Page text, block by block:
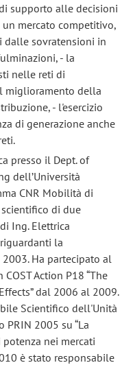
supporto alle decisioni
mercato competitivo,
sovratensioni in
- la
nelle reti di
miglioramento della
- l'esercizio
di generazione anche
presso il Dept. of
dell’Università
CNR Mobilità di
scientifico di due
Ing. Elettrica
la
Ha partecipato al
Action P18 “The
dal 2006 al 2009.
Scientifico dell'Unità
2005 su “La
nei mercati
è stato responsabile